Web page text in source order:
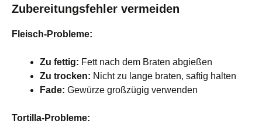
Zubereitungsfehler vermeiden
Fleisch-Probleme:
Zu fettig: Fett nach dem Braten abgießen
Zu trocken: Nicht zu lange braten, saftig halten
Fade: Gewürze großzügig verwenden
Tortilla-Probleme: